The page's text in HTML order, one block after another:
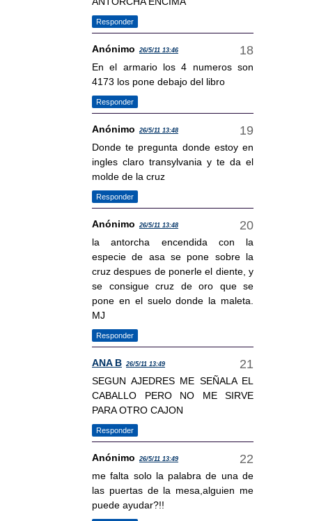
Responder
Anónimo 26/5/11 13:46
En el armario los 4 numeros son
4173 los pone debajo del libro
Responder
Anónimo 26/5/11 13:48
Donde te pregunta donde estoy en
ingles claro transylvania y te da el
molde de la cruz
Responder
Anónimo 26/5/11 13:48
la antorcha encendida con la
especie de asa se pone sobre la
cruz despues de ponerle el diente, y
se consigue cruz de oro que se
pone en el suelo donde la maleta.
MJ
Responder
ANA B 26/5/11 13:49
SEGUN AJEDRES ME SEÑALA EL
CABALLO PERO NO ME SIRVE
PARA OTRO CAJON
Responder
Anónimo 26/5/11 13:49
me falta solo la palabra de una de
las puertas de la mesa,alguien me
puede ayudar?!!